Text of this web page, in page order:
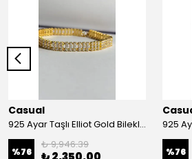
Casual
925 Ayar Taşlı Elliot Gold Bileklik
%76
₺ 9,946.39
%76